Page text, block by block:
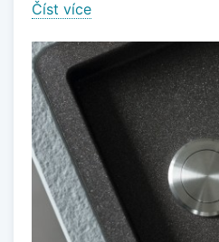
Číst více